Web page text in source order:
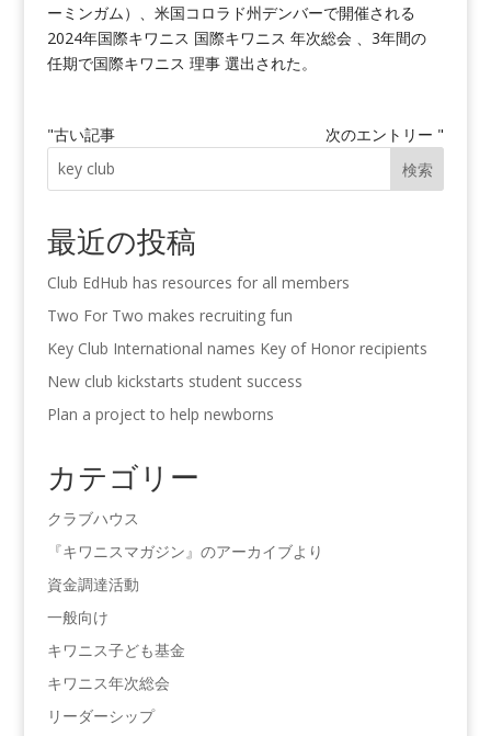
ーミンガム）、米国コロラド州デンバーで開催される
2024年国際キワニス 国際キワニス 年次総会 、3年間の
任期で国際キワニス 理事 選出された。
"古い記事
次のエントリー "
検索
最近の投稿
Club EdHub has resources for all members
Two For Two makes recruiting fun
Key Club International names Key of Honor recipients
New club kickstarts student success
Plan a project to help newborns
カテゴリー
クラブハウス
『キワニスマガジン』のアーカイブより
資金調達活動
一般向け
キワニス子ども基金
キワニス年次総会
リーダーシップ